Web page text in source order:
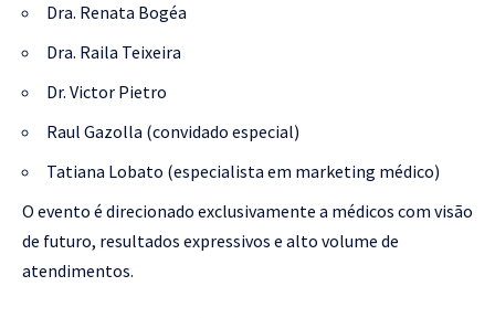
Dra. Renata Bogéa
Dra. Raila Teixeira
Dr. Victor Pietro
Raul Gazolla (convidado especial)
Tatiana Lobato (especialista em marketing médico)
O evento é direcionado exclusivamente a médicos com visão
de futuro, resultados expressivos e alto volume de
atendimentos.